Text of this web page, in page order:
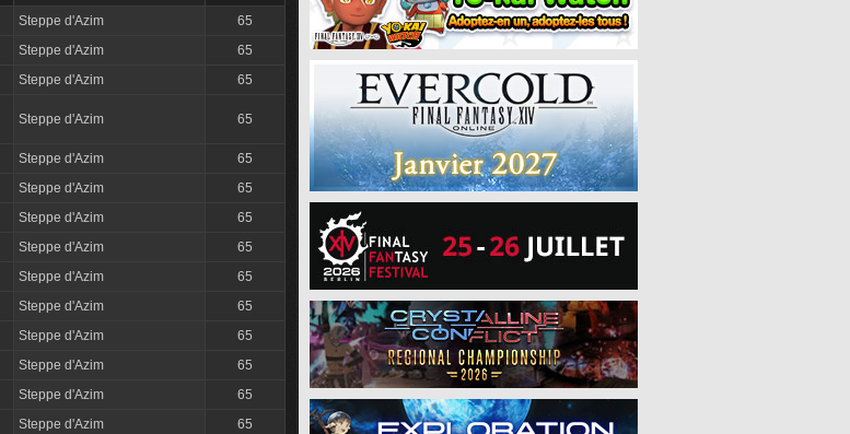
Steppe d'Azim
65
Steppe d'Azim
65
Steppe d'Azim
65
Steppe d'Azim 65
Steppe d'Azim
65
Steppe d'Azim
65
Steppe d'Azim
65
Steppe d'Azim
65
Steppe d'Azim
65
Steppe d'Azim
65
Steppe d'Azim
65
Steppe d'Azim
65
Steppe d'Azim
65
Steppe d'Azim
65